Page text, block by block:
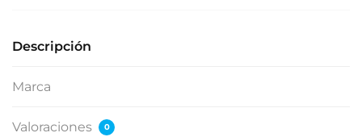
Descripción
Marca
Valoraciones 0